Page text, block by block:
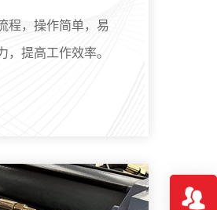
程，操作简单，易
提高工作效率。